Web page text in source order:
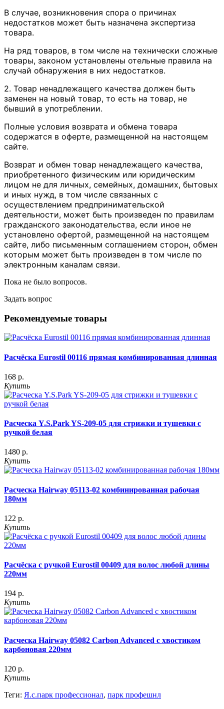
В случае, возникновения спора о причинах
недостатков может быть назначена экспертиза
товара.
На ряд товаров, в том числе на технически сложные
товары, законом установлены отельные правила на
случай обнаружения в них недостатков.
2. Товар ненадлежащего качества должен быть
заменен на новый товар, то есть на товар, не
бывший в употреблении.
Полные условия возврата и обмена товара
содержатся в оферте, размещенной на настоящем
сайте.
Возврат и обмен товар ненадлежащего качества,
приобретенного физическим или юридическим
лицом не для личных, семейных, домашних, бытовых
и иных нужд, в том числе связанных с
осуществлением предпринимательской
деятельности, может быть произведен по правилам
гражданского законодательства, если иное не
установлено офертой, размещенной на настоящем
сайте, либо письменным соглашением сторон, обмен
которым может быть произведен в том числе по
электронным каналам связи.
Пока не было вопросов.
Задать вопрос
Рекомендуемые товары
Расчёска Eurostil 00116 прямая комбинированная длинная
168 р.
Купить
Расческа Y.S.Park YS-209-05 для стрижки и тушевки с
ручкой белая
1480 р.
Купить
Расческа Hairway 05113-02 комбинированная рабочая
180мм
122 р.
Купить
Расчёска с ручкой Eurostil 00409 для волос любой длины
220мм
194 р.
Купить
Расческа Hairway 05082 Carbon Advanced с хвостиком
карбоновая 220мм
120 р.
Купить
Теги: Я.с.парк профессионал, парк профешнл